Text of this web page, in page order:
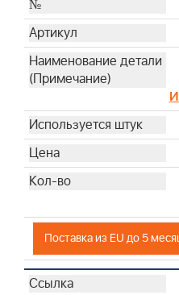
Поставка из EU до 5